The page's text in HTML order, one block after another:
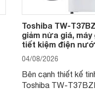
Toshiba TW-
giảm nửa giá,
tiết kiệm điện
04/08/2026
Bên cạnh thiết kế
Toshiba TW-